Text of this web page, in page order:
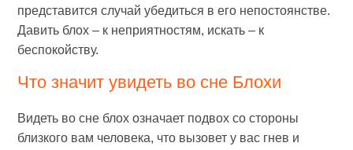
представится случай убедиться в его непостоянстве.
Давить блох – к неприятностям, искать – к
беспокойству.
Что значит увидеть во сне Блохи
Видеть во сне блох означает подвох со стороны
близкого вам человека, что вызовет у вас гнев и